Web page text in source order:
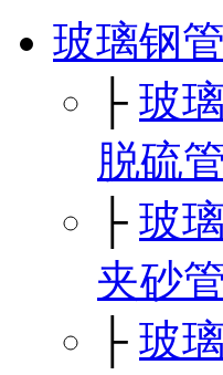
玻璃钢
├ 玻
脱硫
├ 玻
夹砂
├ 玻